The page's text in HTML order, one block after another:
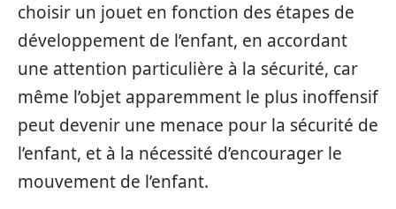
choisir un jouet en fonction des étapes de
développement de l’enfant, en accordant
une attention particulière à la sécurité, car
même l’objet apparemment le plus inoffensif
peut devenir une menace pour la sécurité de
l’enfant, et à la nécessité d’encourager le
mouvement de l’enfant.